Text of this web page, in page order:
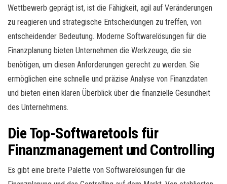
Wettbewerb geprägt ist, ist die Fähigkeit, agil auf Veränderungen
zu reagieren und strategische Entscheidungen zu treffen, von
entscheidender Bedeutung. Moderne Softwarelösungen für die
Finanzplanung bieten Unternehmen die Werkzeuge, die sie
benötigen, um diesen Anforderungen gerecht zu werden. Sie
ermöglichen eine schnelle und präzise Analyse von Finanzdaten
und bieten einen klaren Überblick über die finanzielle Gesundheit
des Unternehmens.
Die Top-Softwaretools für
Finanzmanagement und Controlling
Es gibt eine breite Palette von Softwarelösungen für die